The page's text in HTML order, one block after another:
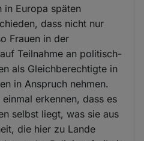
in Europa späten
dass nicht nur
Frauen in der
Teilnahme an politisch-
als Gleichberechtigte in
in Anspruch nehmen.
erkennen, dass es
selbst liegt, was sie aus
die hier zu Lande